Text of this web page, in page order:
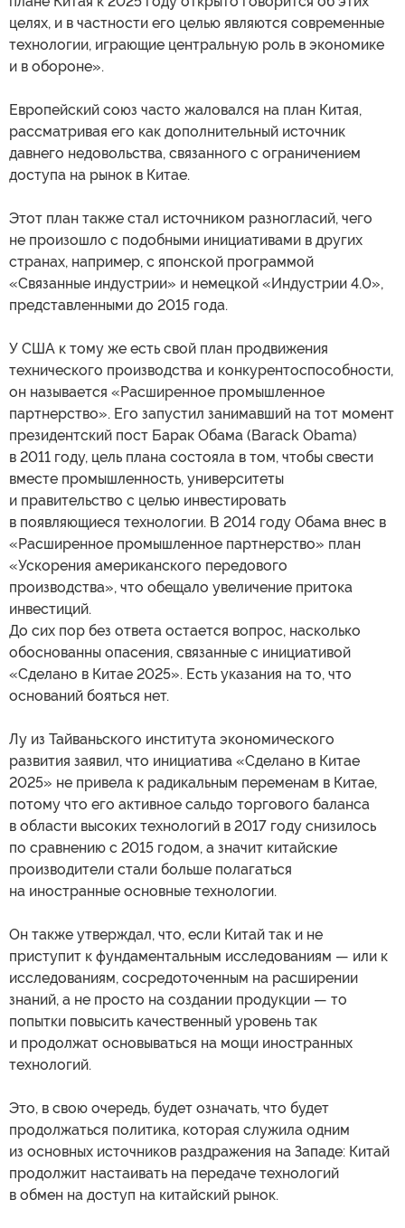
целях, и в частности его целью являются современные
технологии, играющие центральную роль в экономике
и в обороне».
Европейский союз часто жаловался на план Китая,
рассматривая его как дополнительный источник
давнего недовольства, связанного с ограничением
доступа на рынок в Китае.
Этот план также стал источником разногласий, чего
не произошло с подобными инициативами в других
странах, например, с японской программой
«Связанные индустрии» и немецкой «Индустрии 4.0»,
представленными до 2015 года.
У США к тому же есть свой план продвижения
технического производства и конкурентоспособности,
он называется «Расширенное промышленное
партнерство». Его запустил занимавший на тот момент
президентский пост Барак Обама (Barack Obama)
в 2011 году, цель плана состояла в том, чтобы свести
вместе промышленность, университеты
и правительство с целью инвестировать
в появляющиеся технологии. В 2014 году Обама внес в
«Расширенное промышленное партнерство» план
«Ускорения американского передового
производства», что обещало увеличение притока
инвестиций.
До сих пор без ответа остается вопрос, насколько
обоснованны опасения, связанные с инициативой
«Сделано в Китае 2025». Есть указания на то, что
оснований бояться нет.
Лу из Тайваньского института экономического
развития заявил, что инициатива «Сделано в Китае
2025» не привела к радикальным переменам в Китае,
потому что его активное сальдо торгового баланса
в области высоких технологий в 2017 году снизилось
по сравнению с 2015 годом, а значит китайские
производители стали больше полагаться
на иностранные основные технологии.
Он также утверждал, что, если Китай так и не
приступит к фундаментальным исследованиям — или к
исследованиям, сосредоточенным на расширении
знаний, а не просто на создании продукции — то
попытки повысить качественный уровень так
и продолжат основываться на мощи иностранных
технологий.
Это, в свою очередь, будет означать, что будет
продолжаться политика, которая служила одним
из основных источников раздражения на Западе: Китай
продолжит настаивать на передаче технологий
в обмен на доступ на китайский рынок.